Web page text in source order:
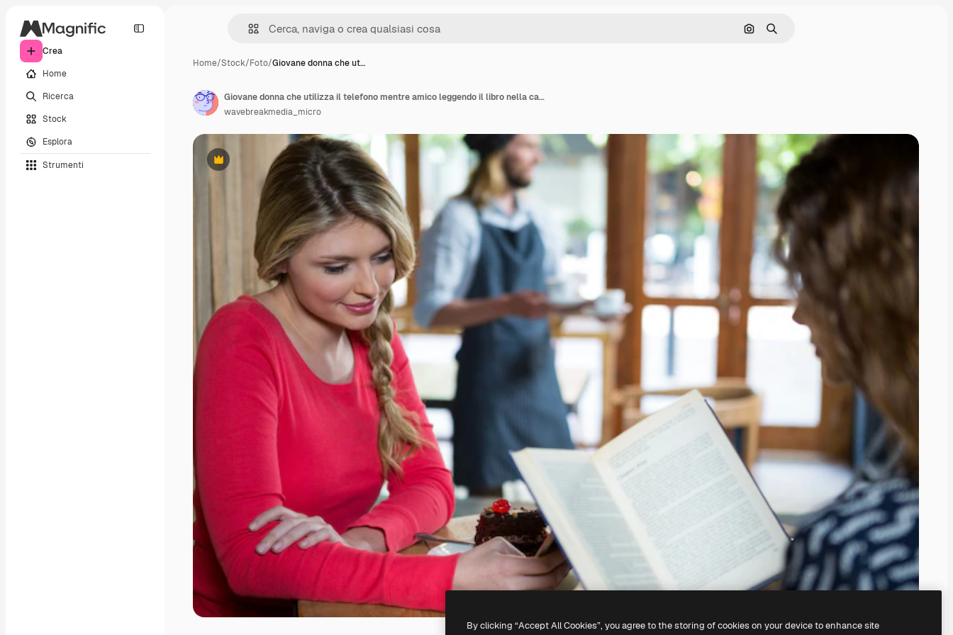
Crea
Home
Ricerca
Stock
Esplora
Strumenti
Cerca per immagine
Ricerca
Home/Stock/Foto/Giovane donna che ut…
Premium
Giovane donna che utilizza il telefono mentre amico leggendo il libro nella caffetteria
wavebreakmedia_micro
By clicking “Accept All Cookies”, you agree to the storing of cookies on your device to enhance site